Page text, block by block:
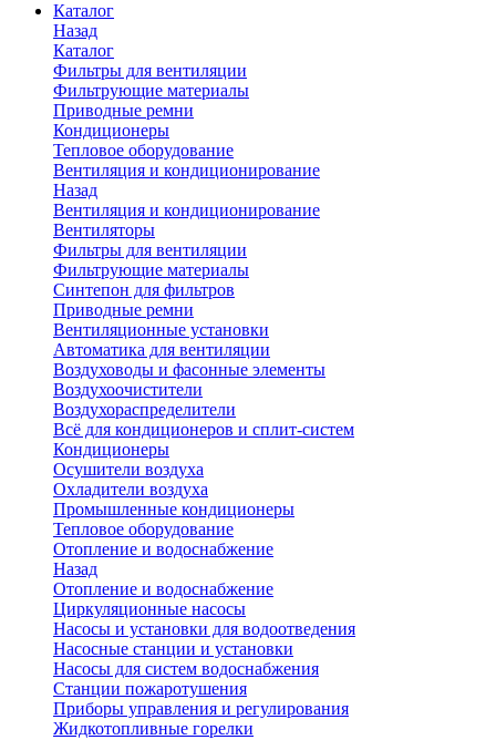
Каталог
Назад
Каталог
Фильтры для вентиляции
Фильтрующие материалы
Приводные ремни
Кондиционеры
Тепловое оборудование
Вентиляция и кондиционирование
Назад
Вентиляция и кондиционирование
Вентиляторы
Фильтры для вентиляции
Фильтрующие материалы
Синтепон для фильтров
Приводные ремни
Вентиляционные установки
Автоматика для вентиляции
Воздуховоды и фасонные элементы
Воздухоочистители
Воздухораспределители
Всё для кондиционеров и сплит-систем
Кондиционеры
Осушители воздуха
Охладители воздуха
Промышленные кондиционеры
Тепловое оборудование
Отопление и водоснабжение
Назад
Отопление и водоснабжение
Циркуляционные насосы
Насосы и установки для водоотведения
Насосные станции и установки
Насосы для систем водоснабжения
Станции пожаротушения
Приборы управления и регулирования
Жидкотопливные горелки